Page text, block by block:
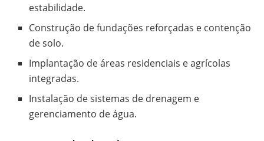
estabilidade.
Construção de fundações reforçadas e contenção
de solo.
Implantação de áreas residenciais e agrícolas
integradas.
Instalação de sistemas de drenagem e
gerenciamento de água.